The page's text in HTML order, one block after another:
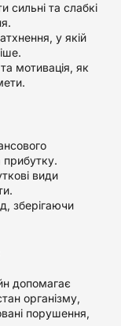
сильні та слабкі
у якій
мотивація, як
види
зберігаючи
допомагає
організму,
порушення,